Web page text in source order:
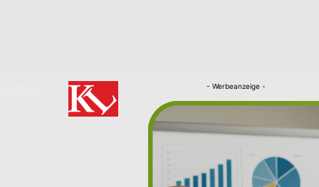
Kaiserslautern
- Werbeanzeige -